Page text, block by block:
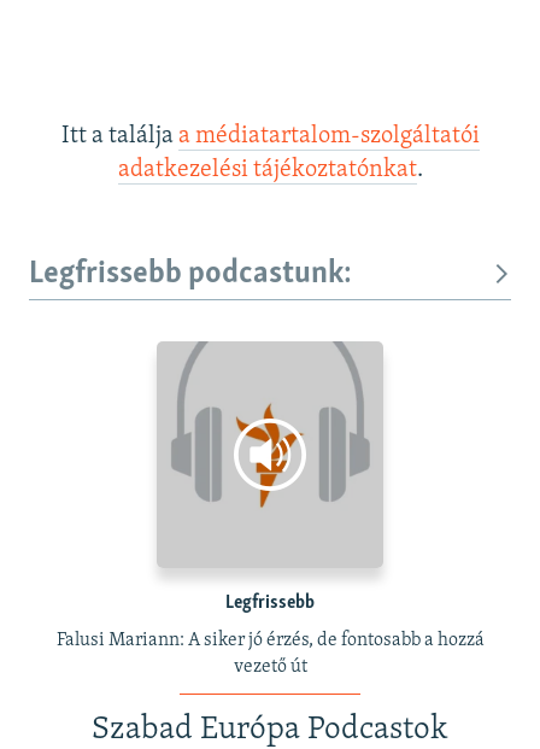
Itt a találja a médiatartalom-szolgáltatói
adatkezelési tájékoztatónkat.
Legfrissebb podcastunk:
Legfrissebb
Falusi Mariann: A siker jó érzés, de fontosabb a hozzá
vezető út
Szabad Európa Podcastok